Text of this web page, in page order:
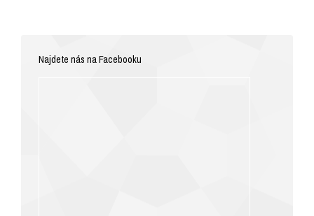
Najdete nás na Facebooku